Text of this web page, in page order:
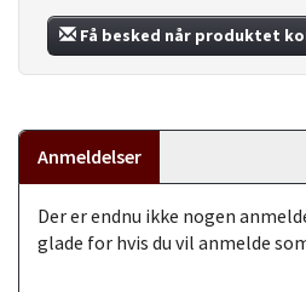
Få besked når produktet
Anmeldelser
Der er endnu ikke nogen
glade for hvis du vil anmelde